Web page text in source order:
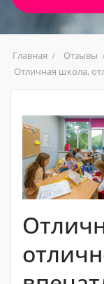
Главная
Отзывы
Отличная школа,